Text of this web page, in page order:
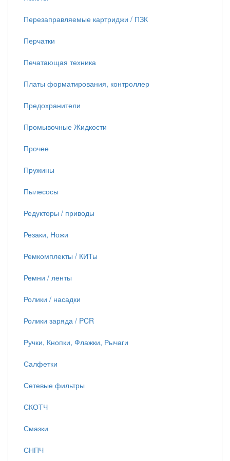
Перезаправляемые картриджи / ПЗК
Перчатки
Печатающая техника
Платы форматирования, контроллер
Предохранители
Промывочные Жидкости
Прочее
Пружины
Пылесосы
Редукторы / приводы
Резаки, Ножи
Ремкомплекты / КИТы
Ремни / ленты
Ролики / насадки
Ролики заряда / PCR
Ручки, Кнопки, Флажки, Рычаги
Салфетки
Сетевые фильтры
СКОТЧ
Смазки
СНПЧ